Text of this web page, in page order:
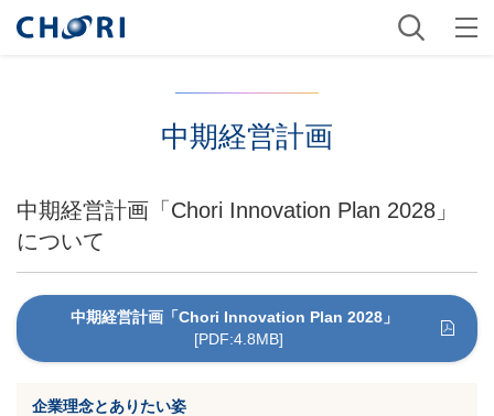
中期経営計画
中期経営計画「Chori Innovation Plan 2028」
について
中期経営計画「Chori Innovation Plan 2028」
[PDF:4.8MB]
企業理念とありたい姿